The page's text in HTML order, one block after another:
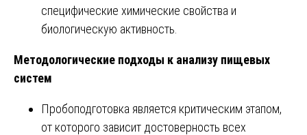
специфические химические свойства и
биологическую активность.
Методологические подходы к анализу пищевых
систем
Пробоподготовка является критическим этапом,
от которого зависит достоверность всех